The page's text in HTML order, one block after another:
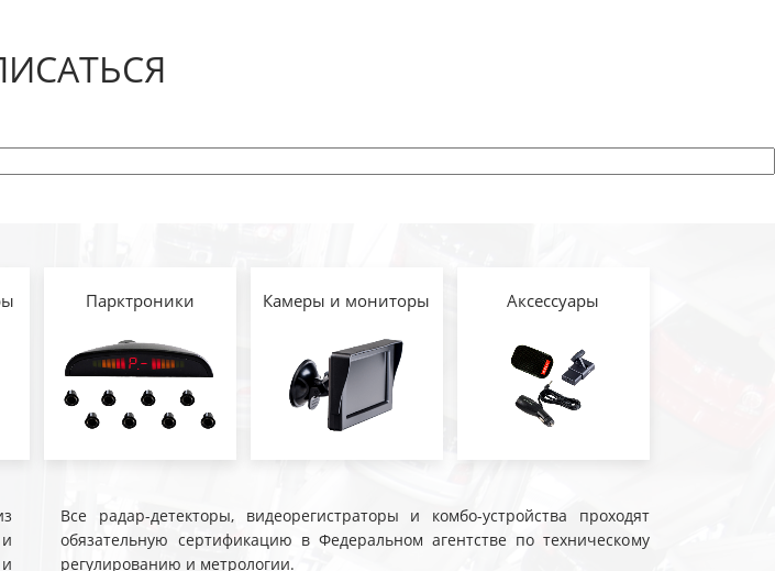
Парктроники Камеры и мониторы Аксессуары
Все радар-детекторы, видеорегистраторы и комбо-устройства проходят
обязательную сертификацию в Федеральном агентстве по техническому
регулированию и метрологии.